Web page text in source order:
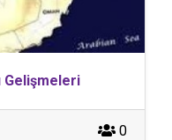
Gelişmeleri
0